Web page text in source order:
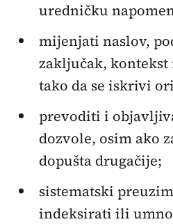
uredničku
mijenjati naslov,
zaključak,
tako da se iskrivi
prevoditi i
dozvole, osim ako
dopušta drugačije;
sistematski
indeksirati ili